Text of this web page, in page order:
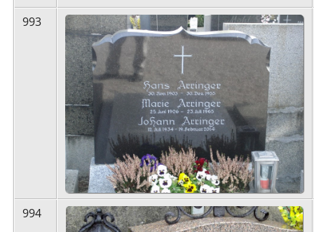
993
994